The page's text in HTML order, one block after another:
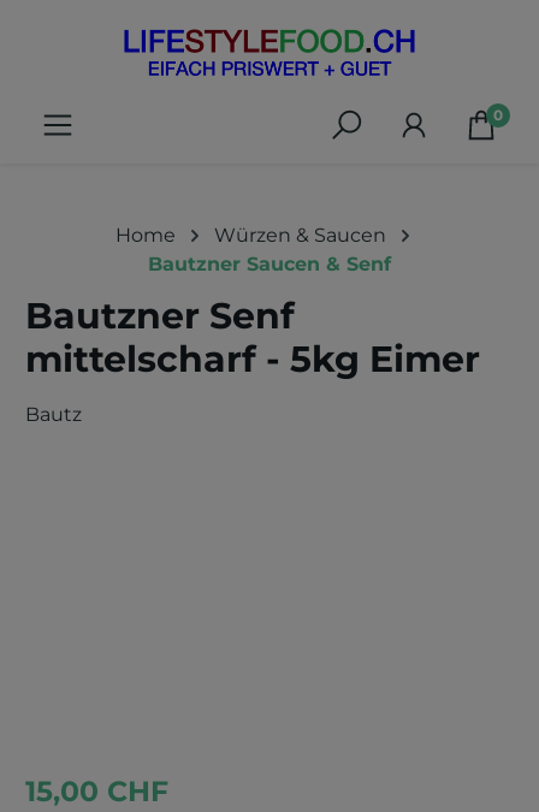
springen
0
Home
Würzen & Saucen
Bautzner Saucen & Senf
Bautzner Senf
mittelscharf - 5kg Eimer
Bautz
15,00 CHF